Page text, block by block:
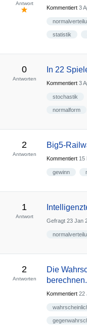
Antwort
Kommentiert 3
statistik
0
Antworten
In 22
Kommentiert 3
stochastik
normalform
2
Antworten
Big5-
Kommentiert 15
gewinn
1
Antwort
Gefragt 23 Jan
2
Antworten
Die
Kommentiert 22